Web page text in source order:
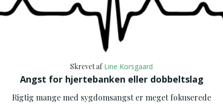
Skrevet af Line Korsgaard
Angst for hjertebanken eller dobbeltslag
Rigtig mange med sygdomsangst er meget fokuserede